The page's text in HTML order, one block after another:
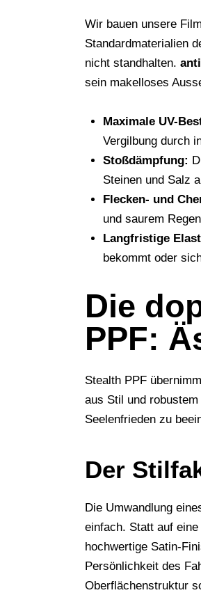
Wir bauen unsere
Standardmaterialien
nicht standhalten.
sein makelloses
Maximale UV-
Vergilbung durch
Stoßdämpfung:
Steinen und Salz
Flecken- und
und saurem
Langfristige
bekommt oder
Die
PPF:
Stealth PPF
aus Stil und
Seelenfrieden zu
Der
Die Umwandlung
einfach. Statt auf
hochwertige Satin-
Persönlichkeit des
Oberflächenstruktur